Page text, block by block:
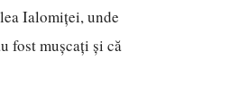
Ialomiței, unde
fost mușcați și că